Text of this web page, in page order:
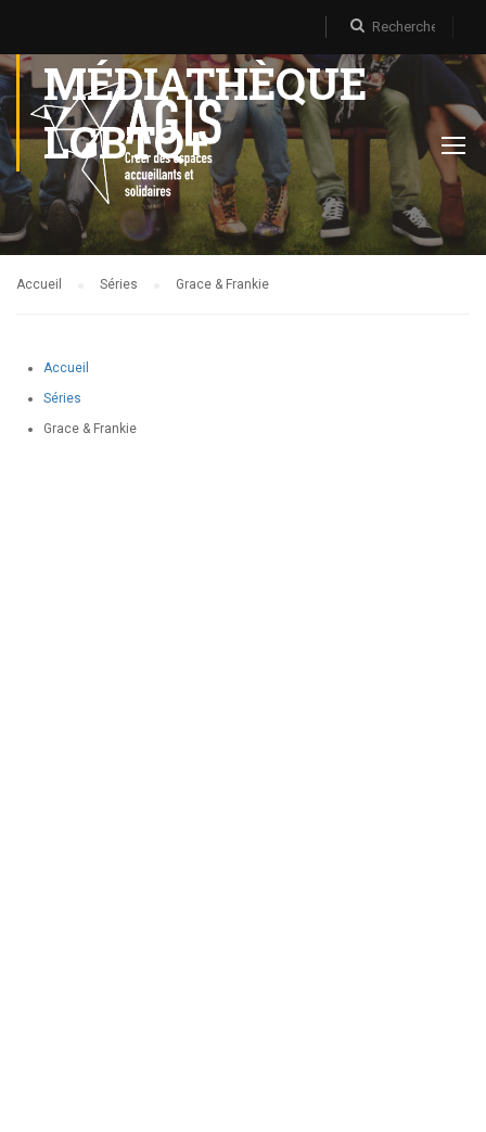
MÉDIATHÈQUE
LGBTQ+
Accueil Séries Grace & Frankie
Accueil
Séries
Grace & Frankie